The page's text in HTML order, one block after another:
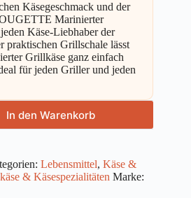
Käsegeschmack und der
Marinierter
Käse-Liebhaber der
praktischen Grillschale lässt
Grillkäse ganz einfach
für jeden Griller und jeden
In den Warenkorb
Lebensmittel, Käse &
& Käsespezialitäten Marke: